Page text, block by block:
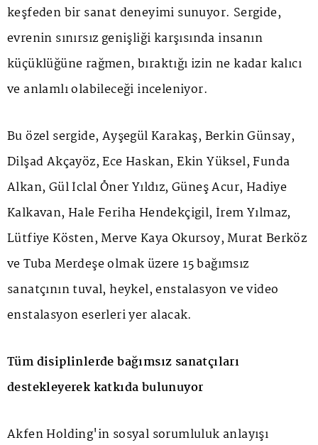
keşfeden bir sanat deneyimi sunuyor. Sergide,
evrenin sınırsız genişliği karşısında insanın
küçüklüğüne rağmen, bıraktığı izin ne kadar kalıcı
ve anlamlı olabileceği inceleniyor.
Bu özel sergide, Ayşegül Karakaş, Berkin Günsay,
Dilşad Akçayöz, Ece Haskan, Ekin Yüksel, Funda
Alkan, Gül İclal Öner Yıldız, Güneş Acur, Hadiye
Kalkavan, Hale Feriha Hendekçigil, İrem Yılmaz,
Lütfiye Kösten, Merve Kaya Okursoy, Murat Berköz
ve Tuba Merdeşe olmak üzere 15 bağımsız
sanatçının tuval, heykel, enstalasyon ve video
enstalasyon eserleri yer alacak.
Tüm disiplinlerde bağımsız sanatçıları
destekleyerek katkıda bulunuyor
Akfen Holding'in sosyal sorumluluk anlayışı